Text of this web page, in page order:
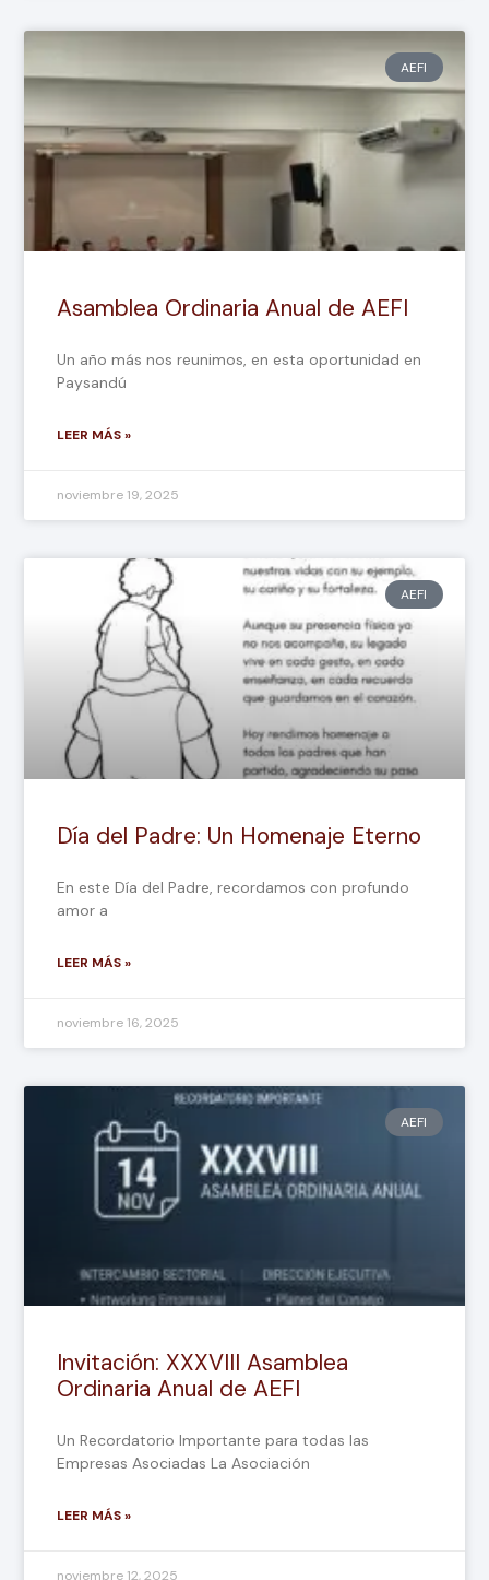
AEFI
Asamblea Ordinaria Anual de AEFI
Un año más nos reunimos, en esta oportunidad en
Paysandú
LEER MÁS »
noviembre 19, 2025
AEFI
Día del Padre: Un Homenaje Eterno
En este Día del Padre, recordamos con profundo
amor a
LEER MÁS »
noviembre 16, 2025
AEFI
Invitación: XXXVIII Asamblea
Ordinaria Anual de AEFI
Un Recordatorio Importante para todas las
Empresas Asociadas La Asociación
LEER MÁS »
noviembre 12, 2025